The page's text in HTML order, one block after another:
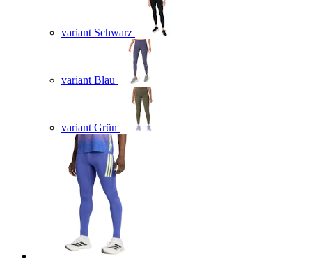
variant Schwarz
variant Blau
variant Grün